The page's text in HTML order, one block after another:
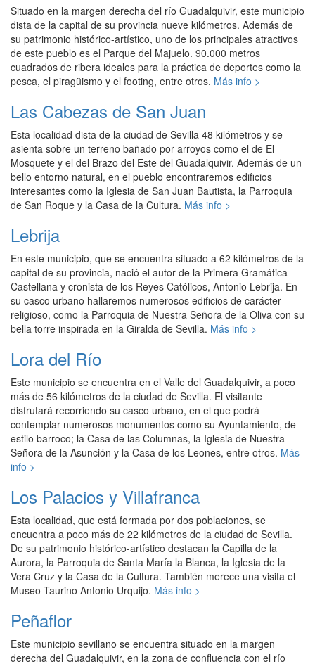
Situado en la margen derecha del río Guadalquivir, este municipio
dista de la capital de su provincia nueve kilómetros. Además de
su patrimonio histórico-artístico, uno de los principales atractivos
de este pueblo es el Parque del Majuelo. 90.000 metros
cuadrados de ribera ideales para la práctica de deportes como la
pesca, el piragüismo y el footing, entre otros. Más info >
Las Cabezas de San Juan
Esta localidad dista de la ciudad de Sevilla 48 kilómetros y se
asienta sobre un terreno bañado por arroyos como el de El
Mosquete y el del Brazo del Este del Guadalquivir. Además de un
bello entorno natural, en el pueblo encontraremos edificios
interesantes como la Iglesia de San Juan Bautista, la Parroquia
de San Roque y la Casa de la Cultura. Más info >
Lebrija
En este municipio, que se encuentra situado a 62 kilómetros de la
capital de su provincia, nació el autor de la Primera Gramática
Castellana y cronista de los Reyes Católicos, Antonio Lebrija. En
su casco urbano hallaremos numerosos edificios de carácter
religioso, como la Parroquia de Nuestra Señora de la Oliva con su
bella torre inspirada en la Giralda de Sevilla. Más info >
Lora del Río
Este municipio se encuentra en el Valle del Guadalquivir, a poco
más de 56 kilómetros de la ciudad de Sevilla. El visitante
disfrutará recorriendo su casco urbano, en el que podrá
contemplar numerosos monumentos como su Ayuntamiento, de
estilo barroco; la Casa de las Columnas, la Iglesia de Nuestra
Señora de la Asunción y la Casa de los Leones, entre otros. Más
info >
Los Palacios y Villafranca
Esta localidad, que está formada por dos poblaciones, se
encuentra a poco más de 22 kilómetros de la ciudad de Sevilla.
De su patrimonio histórico-artístico destacan la Capilla de la
Aurora, la Parroquia de Santa María la Blanca, la Iglesia de la
Vera Cruz y la Casa de la Cultura. También merece una visita el
Museo Taurino Antonio Urquijo. Más info >
Peñaflor
Este municipio sevillano se encuentra situado en la margen
derecha del Guadalquivir, en la zona de confluencia con el río